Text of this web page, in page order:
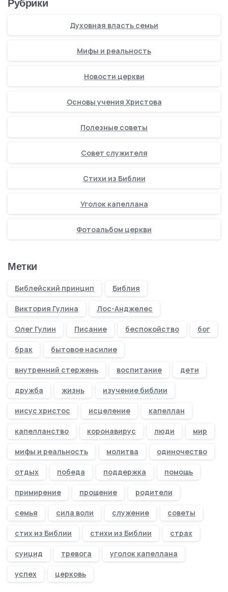
Рубрики
Духовная власть семьи
Мифы и реальность
Новости церкви
Основы учения Христова
Полезные советы
Совет служителя
Стихи из Библии
Уголок капеллана
Фотоальбом церкви
Метки
Библейский принцип Библия
Виктория Гулина Лос-Анджелес
Олег Гулин Писание беспокойство бог
брак бытовое насилие
внутренний стержень воспитание дети
дружба жизнь изучение библии
иисус христос исцеление капеллан
капелланство коронавирус люди мир
мифы и реальность молитва одиночество
отдых победа поддержка помощь
примирение прощение родители
семья сила воли служение советы
стих из Библии стихи из Библии страх
суицид тревога уголок капеллана
успех церковь